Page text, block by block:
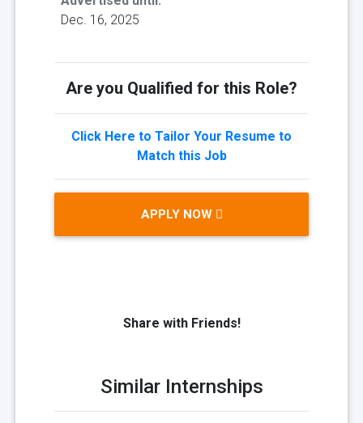
Dec. 16, 2025
Are you Qualified for this Role?
Click Here to Tailor Your Resume to
Match this Job
APPLY NOW
Share with Friends!
Similar Internships